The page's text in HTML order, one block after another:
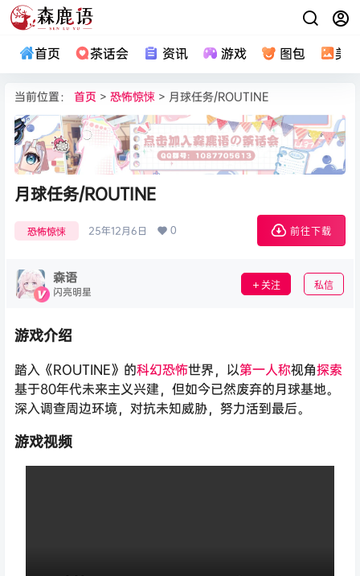
首页 茶话会 资讯 游戏 图包 美
当前位置： 首页 > 恐怖惊悚 > 月球任务/ROUTINE
月球任务/ROUTINE
恐怖惊悚 25年12月6日 0 前往下载
森语
闪亮明星 关注 私信
游戏介绍
踏入《ROUTINE》的科幻恐怖世界，以第一人称视角探索
基于80年代未来主义兴建，但如今已然废弃的月球基地。
深入调查周边环境，对抗未知威胁，努力活到最后。
游戏视频